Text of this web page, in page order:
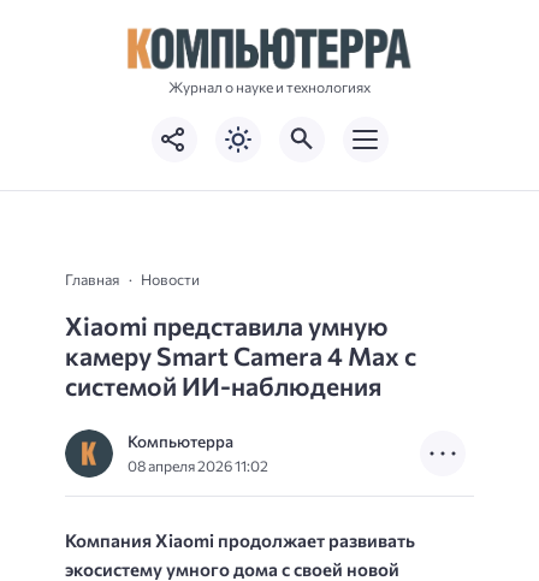
Журнал о науке и технологиях
Главная Новости
Xiaomi представила умную
камеру Smart Camera 4 Max с
системой ИИ-наблюдения
Компьютерра
08 апреля 2026 11:02
Компания Xiaomi продолжает развивать
экосистему умного дома с своей новой